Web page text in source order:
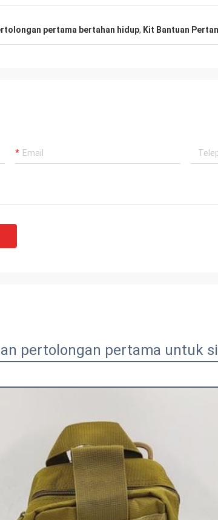
pertama bertahan hidup, Kit Bantuan
pertolongan pertama untuk